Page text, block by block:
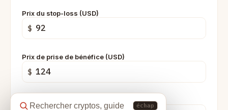
échap
Prix du stop-loss (USD)
$
Prix de prise de bénéfice (USD)
$
Taille de la position (unités)